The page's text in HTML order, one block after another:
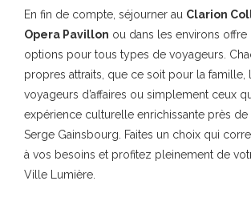
En fin de compte, séjourner au Clarion
Opera Pavillon ou dans les environs
options pour tous types de voyageurs.
propres attraits, que ce soit pour la famille,
voyageurs d’affaires ou simplement ceux
expérience culturelle enrichissante près de
Serge Gainsbourg. Faites un choix qui
à vos besoins et profitez pleinement de
Ville Lumière.